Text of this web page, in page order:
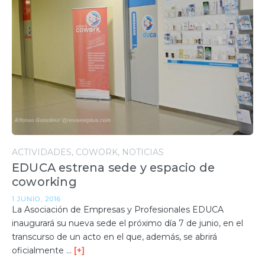
ACTIVIDADES COWORK NOTICIAS
EDUCA estrena sede y espacio de
coworking
1 JUNIO, 2016
La Asociación de Empresas y Profesionales EDUCA
inaugurará su nueva sede el próximo día 7 de junio, en el
transcurso de un acto en el que, además, se abrirá
oficialmente … [+]